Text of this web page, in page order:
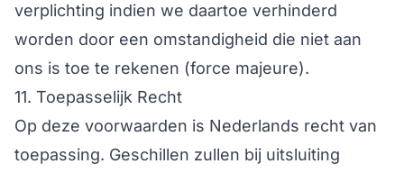
verplichting indien we daartoe verhinderd
worden door een omstandigheid die niet aan
ons is toe te rekenen (force majeure).
11. Toepasselijk Recht
Op deze voorwaarden is Nederlands recht van
toepassing. Geschillen zullen bij uitsluiting